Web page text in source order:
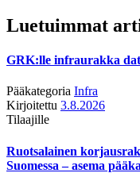
Luetuimmat
GRK:lle infraurakka
Pääkategoria Infra
Kirjoitettu 3.8.2026
Tilaajille
Ruotsalainen
Suomessa – asema